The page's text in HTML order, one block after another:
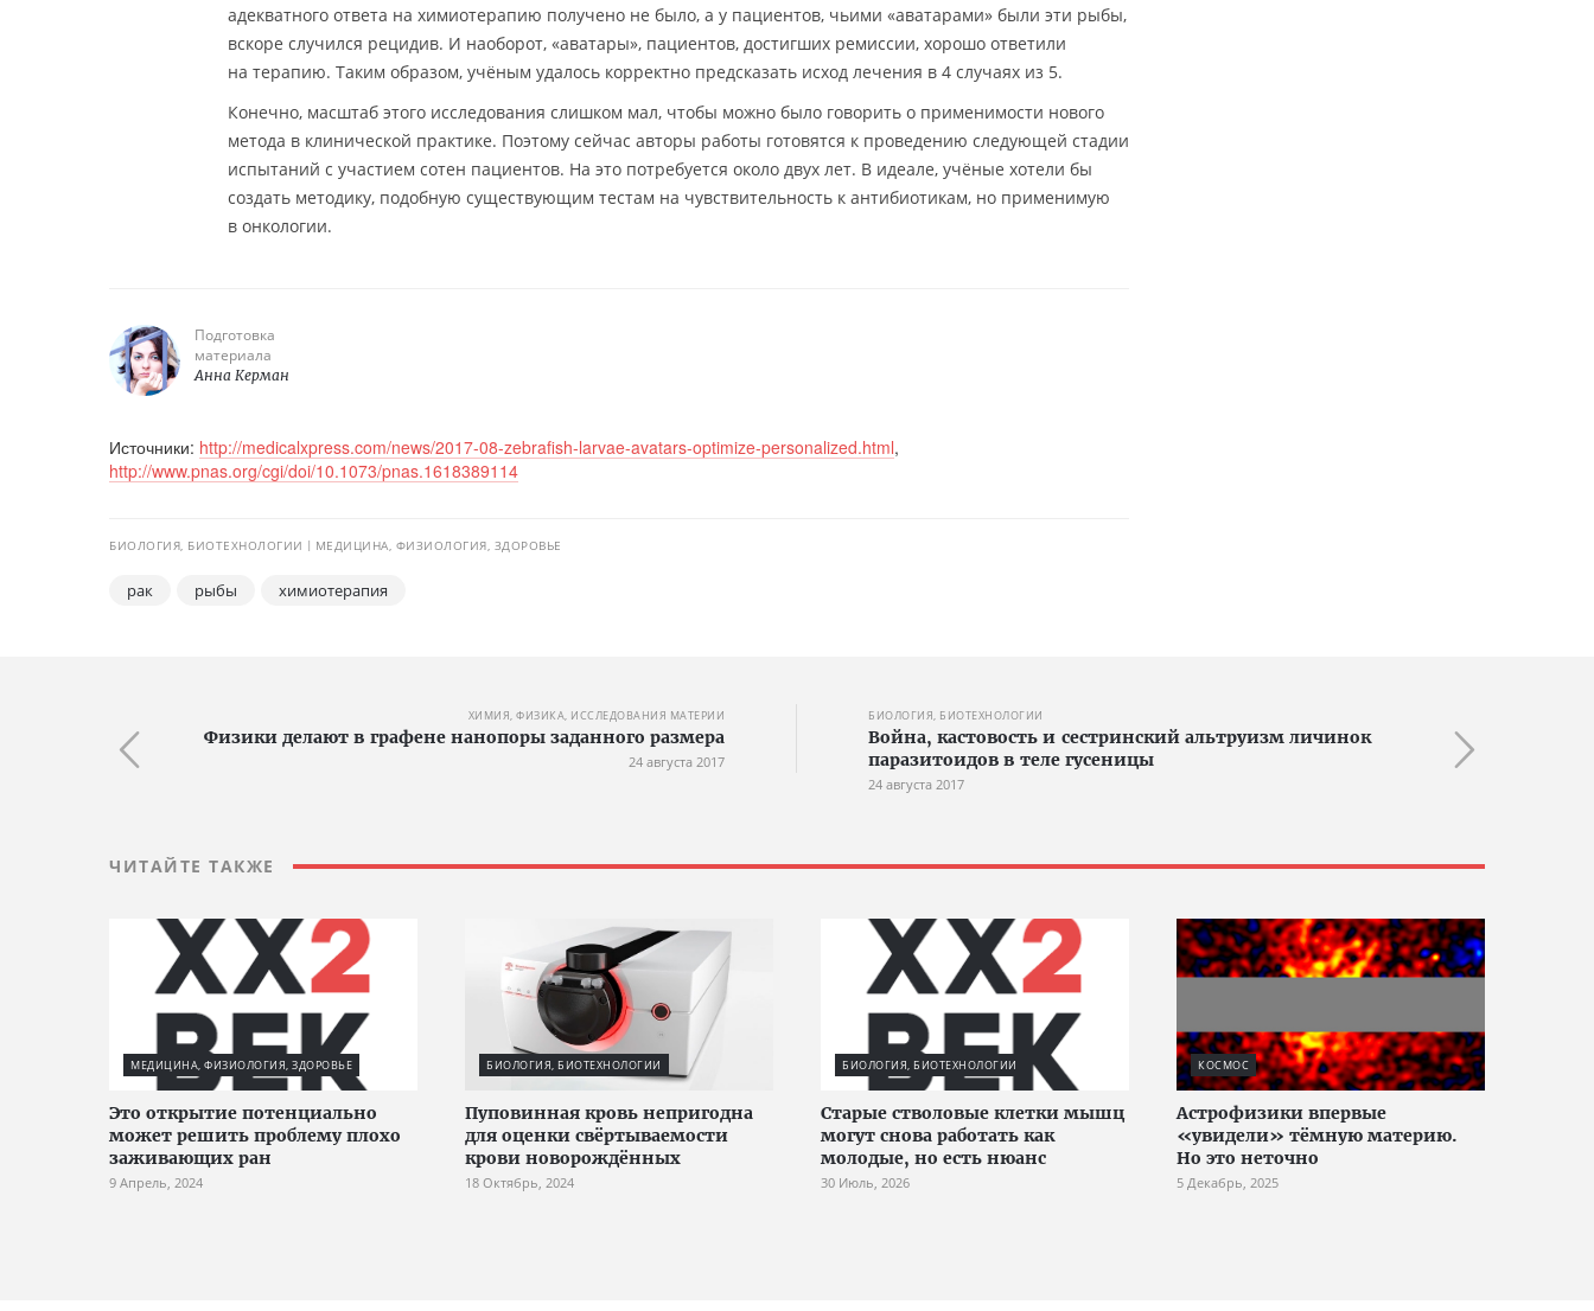
адекватного ответа на химиотерапию получено не было, а у пациентов, чьими «аватарами» были эти рыбы,
вскоре случился рецидив. И наоборот, «аватары», пациентов, достигших ремиссии, хорошо ответили
на терапию. Таким образом, учёным удалось корректно предсказать исход лечения в 4 случаях из 5.
Конечно, масштаб этого исследования слишком мал, чтобы можно было говорить о применимости нового
метода в клинической практике. Поэтому сейчас авторы работы готовятся к проведению следующей стадии
испытаний с участием сотен пациентов. На это потребуется около двух лет. В идеале, учёные хотели бы
создать методику, подобную существующим тестам на чувствительность к антибиотикам, но применимую
в онкологии.
Подготовка
материала
Анна Керман
Источники: http://medicalxpress.com/news/2017-08-zebrafish-larvae-avatars-optimize-personalized.html,
http://www.pnas.org/cgi/doi/10.1073/pnas.1618389114
БИОЛОГИЯ, БИОТЕХНОЛОГИИ МЕДИЦИНА, ФИЗИОЛОГИЯ, ЗДОРОВЬЕ
рак рыбы химиотерапия
ХИМИЯ, ФИЗИКА, ИССЛЕДОВАНИЯ МАТЕРИИ
Физики делают в графене нанопоры заданного размера
24 августа 2017
БИОЛОГИЯ, БИОТЕХНОЛОГИИ
Война, кастовость и сестринский альтруизм личинок
паразитоидов в теле гусеницы
24 августа 2017
ЧИТАЙТЕ ТАКЖЕ
МЕДИЦИНА, ФИЗИОЛОГИЯ, ЗДОРОВЬЕ
Это открытие потенциально
может решить проблему плохо
заживающих ран
9 Апрель, 2024
БИОЛОГИЯ, БИОТЕХНОЛОГИИ
Пуповинная кровь непригодна
для оценки свёртываемости
крови новорождённых
18 Октябрь, 2024
БИОЛОГИЯ, БИОТЕХНОЛОГИИ
Старые стволовые клетки мышц
могут снова работать как
молодые, но есть нюанс
30 Июль, 2026
КОСМОС
Астрофизики впервые
«увидели» тёмную материю.
Но это неточно
5 Декабрь, 2025